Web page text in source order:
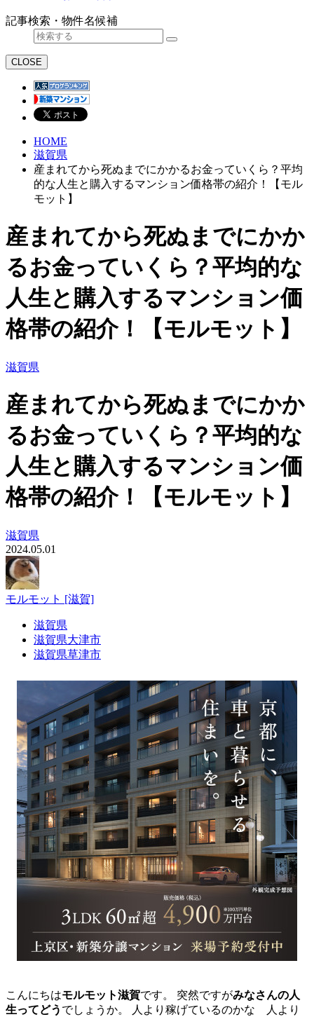
記事検索・物件名候補
CLOSE
HOME
滋賀県
産まれてから死ぬまでにかかるお金っていくら？平均
的な人生と購入するマンション価格帯の紹介！【モル
モット】
産まれてから死ぬまでにかか
るお金っていくら？平均的な
人生と購入するマンション価
格帯の紹介！【モルモット】
滋賀県
産まれてから死ぬまでにかか
るお金っていくら？平均的な
人生と購入するマンション価
格帯の紹介！【モルモット】
滋賀県
2024.05.01
モルモット [滋賀]
滋賀県
滋賀県大津市
滋賀県草津市
こんにちはモルモット滋賀です。 突然ですがみなさんの人
生ってどう でしょうか。 人より稼げているのかな 人より